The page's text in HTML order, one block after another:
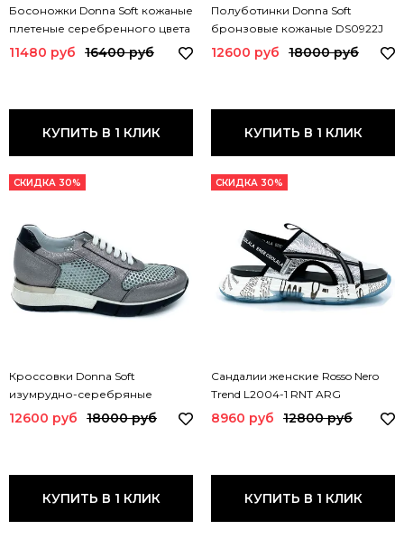
Босоножки Donna Soft кожаные
плетеные серебренного цвета
DS1800 DS SILVER
11480 руб 16400 руб
КУПИТЬ В 1 КЛИК
Полуботинки Donna Soft
бронзовые кожаные DS0922J
DS SMOG
12600 руб 18000 руб
КУПИТЬ В 1 КЛИК
СКИДКА 30%
Кроссовки Donna Soft
изумрудно-серебряные
кожаные DS0775 DS SILVER
12600 руб 18000 руб
КУПИТЬ В 1 КЛИК
СКИДКА 30%
Сандалии женские Rosso Nero
Trend L2004-1 RNT ARG
8960 руб 12800 руб
КУПИТЬ В 1 КЛИК